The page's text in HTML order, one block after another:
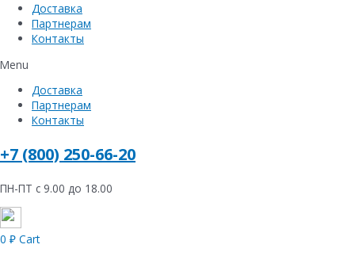
Доставка
Партнерам
Контакты
Menu
Доставка
Партнерам
Контакты
+7 (800) 250-66-20
ПН-ПТ с 9.00 до 18.00
0 ₽ Cart